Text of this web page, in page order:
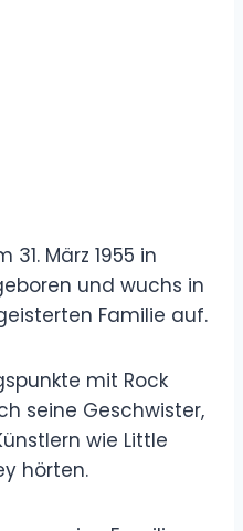
März 1955 in
und wuchs in
Familie auf.
mit Rock
seine Geschwister,
wie Little
hörten.